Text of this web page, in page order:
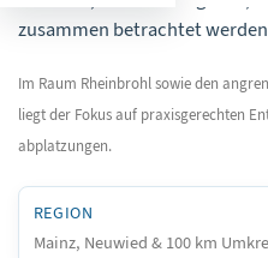
zusammen betrachtet
Im Raum Rheinbrohl sowie den
liegt der Fokus auf praxisgerechten
abplatzungen.
REGION
Mainz, Neuwied & 100 km